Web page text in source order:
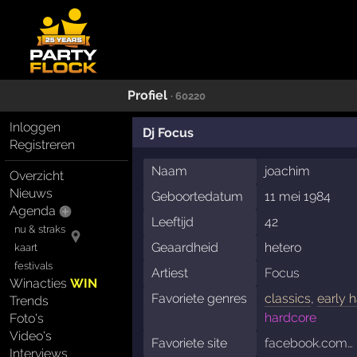
Profiel · 60220
Inloggen
Registreren
Overzicht
Nieuws
Agenda
nu & straks
kaart
festivals
WinactiesWIN
Trends
Foto's
Video's
Interviews
Dj Focus
Naam
joachim
Geboortedatum
11 mei 1984
Leeftijd
42
Geaardheid
hetero
Artiest
Focus
Favoriete genres
classics,early
hardcore
Favoriete site
facebook.com…